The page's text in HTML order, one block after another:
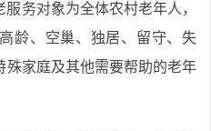
务对象为全体农村老年人，
龄、空巢、独居、留守、失
殊家庭及其他需要帮助的老年